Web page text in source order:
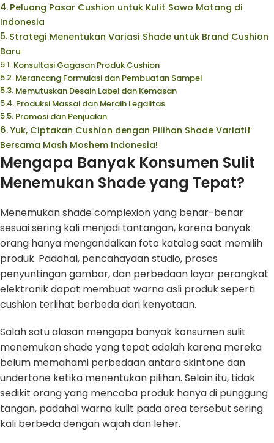
Peluang Pasar Cushion untuk Kulit Sawo Matang di
Indonesia
Strategi Menentukan Variasi Shade untuk Brand Cushion
Baru
Konsultasi Gagasan Produk Cushion
Merancang Formulasi dan Pembuatan Sampel
Memutuskan Desain Label dan Kemasan
Produksi Massal dan Meraih Legalitas
Promosi dan Penjualan
Yuk, Ciptakan Cushion dengan Pilihan Shade Variatif
Bersama Mash Moshem Indonesia!
Mengapa Banyak Konsumen Sulit
Menemukan Shade yang Tepat?
Menemukan shade complexion yang benar-benar
sesuai sering kali menjadi tantangan, karena banyak
orang hanya mengandalkan foto katalog saat memilih
produk. Padahal, pencahayaan studio, proses
penyuntingan gambar, dan perbedaan layar perangkat
elektronik dapat membuat warna asli produk seperti
cushion terlihat berbeda dari kenyataan.
Salah satu alasan mengapa banyak konsumen sulit
menemukan shade yang tepat adalah karena mereka
belum memahami perbedaan antara skintone dan
undertone ketika menentukan pilihan. Selain itu, tidak
sedikit orang yang mencoba produk hanya di punggung
tangan, padahal warna kulit pada area tersebut sering
kali berbeda dengan wajah dan leher.